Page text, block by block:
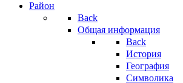
Район
Back
Общая информация
Back
История
География
Символика